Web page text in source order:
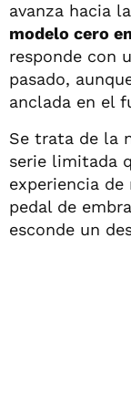
avanza hacia la
modelo cero
responde con
pasado,
anclada en el
Se trata de la
serie limitada
experiencia
pedal de
esconde un